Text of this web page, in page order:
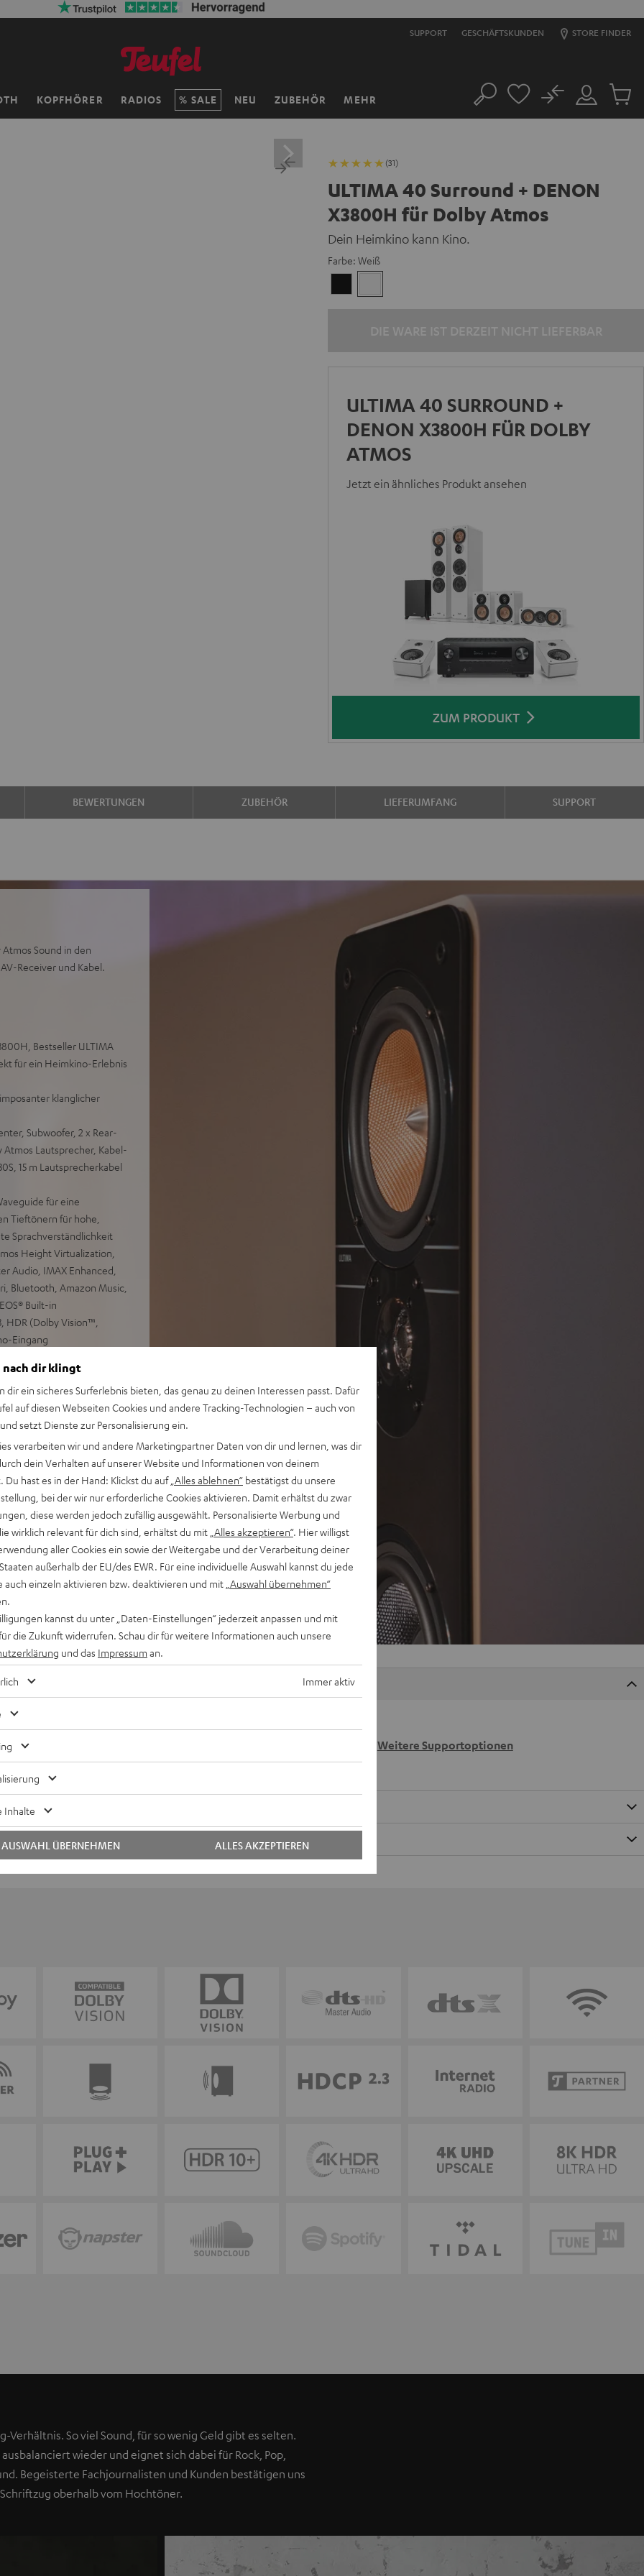
SUPPORT GESCHÄFTSKUNDEN STORE FINDER
KOPFHÖRER RADIOS SALE NEU ZUBEHÖR MEHR Suche
Mein
Konto
No
Artikel
(31)
ULTIMA 40 Surround + DENON
X3800H für Dolby Atmos
Dein Heimkino kann Kino.
Farbe: Weiß
ULTIMA 40 SURROUND +
DENON X3800H FÜR DOLBY
ATMOS
Jetzt ein ähnliches Produkt ansehen
ZUM PRODUKT
BEWERTUNGEN ZUBEHÖR LIEFERUMFANG SUPPORT
Sound in den
Receiver und Kabel.
Bestseller ULTIMA
für ein Heimkino-Erlebnis
klanglicher
Subwoofer, 2 x Rear-
Atmos Lautsprecher, Kabel-
15 m Lautsprecherkabel
für eine
Tieftönern für hohe,
Sprachverständlichkeit
Height Virtualization,
Audio, IMAX Enhanced,
Bluetooth, Amazon Music,
Built-in
HDR (Dolby Vision™,
Eingang
verwendbar, optional
Wandhalterung als
31 Bewertungen)
Keinen Store in der Nähe? Kein Problem, wir
Hier Termin buchen
Weitere Supportoptionen
Verhältnis. So viel Sound, für so wenig Geld gibt es selten.
wieder und eignet sich dabei für Rock, Pop,
Begeisterte Fachjournalisten und Kunden bestätigen uns
oberhalb vom Hochtöner.
nach dir klingt
dir ein sicheres Surferlebnis bieten, das genau zu deinen Interessen passt. Dafür
auf diesen Webseiten Cookies und andere Tracking-Technologien – auch von
setzt Dienste zur Personalisierung ein.
verarbeiten wir und andere Marketingpartner Daten von dir und lernen, was dir
dein Verhalten auf unserer Website und Informationen von deinem
Du hast es in der Hand: Klickst du auf „Alles ablehnen“ bestätigst du unsere
bei der wir nur erforderliche Cookies aktivieren. Damit erhältst du zwar
diese werden jedoch zufällig ausgewählt. Personalisierte Werbung und
wirklich relevant für dich sind, erhältst du mit „Alles akzeptieren“. Hier willigst
aller Cookies ein sowie der Weitergabe und der Verarbeitung deiner
außerhalb der EU/des EWR. Für eine individuelle Auswahl kannst du jede
auch einzeln aktivieren bzw. deaktivieren und mit „Auswahl übernehmen“
kannst du unter „Daten-Einstellungen“ jederzeit anpassen und mit
die Zukunft widerrufen. Schau dir für weitere Informationen auch unsere
und das Impressum an.
Immer aktiv
Inhalte
ALLES AKZEPTIEREN
AUSWAHL ÜBERNEHMEN